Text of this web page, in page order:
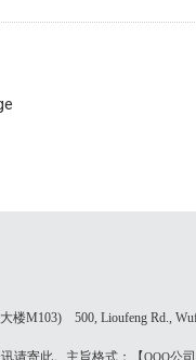
M103) 500, Lioufeng Rd.,
请寄此。主旨格式：【OOO公